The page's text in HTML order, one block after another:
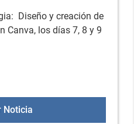
Diseño y creación de
Canva, los días 7, 8 y 9
NoticiaCurso: Diseño y